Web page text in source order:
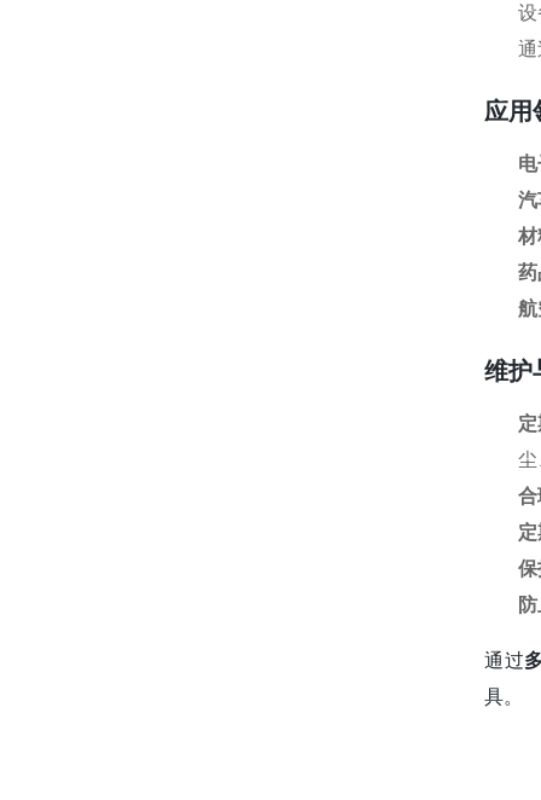
设
通
应用
汽
材
药
航
维护
尘
合
保
通过
具。